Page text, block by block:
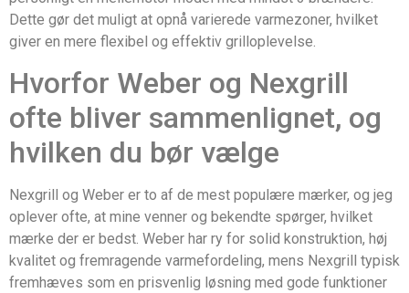
Dette gør det muligt at opnå varierede varmezoner, hvilket
giver en mere flexibel og effektiv grilloplevelse.
Hvorfor Weber og Nexgrill
ofte bliver sammenlignet, og
hvilken du bør vælge
Nexgrill og Weber er to af de mest populære mærker, og jeg
oplever ofte, at mine venner og bekendte spørger, hvilket
mærke der er bedst. Weber har ry for solid konstruktion, høj
kvalitet og fremragende varmefordeling, mens Nexgrill typisk
fremhæves som en prisvenlig løsning med gode funktioner